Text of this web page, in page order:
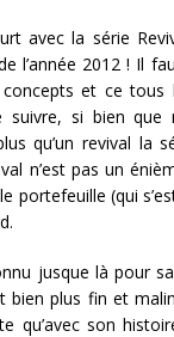
avec la série
l’année 2012 ! Il
et ce
si bien que
qu’un revival la
n’est pas un
portefeuille (qui
jusque là pour
bien plus fin et
son